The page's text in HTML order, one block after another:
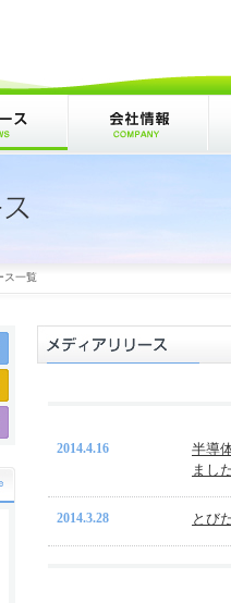
ス一覧
2014.4.16
半導
まし
2014.3.28 とび